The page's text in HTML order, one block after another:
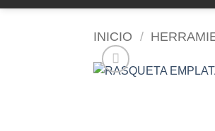
INICIO /